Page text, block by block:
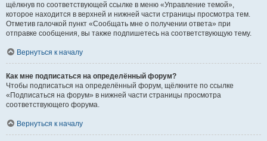
щёлкнув по соответствующей ссылке в меню «Управление темой»,
которое находится в верхней и нижней части страницы просмотра тем.
Отметив галочкой пункт «Сообщать мне о получении ответа» при
отправке сообщения, вы также подпишетесь на соответствующую тему.
Вернуться к началу
Как мне подписаться на определённый форум?
Чтобы подписаться на определённый форум, щёлкните по ссылке
«Подписаться на форум» в нижней части страницы просмотра
соответствующего форума.
Вернуться к началу